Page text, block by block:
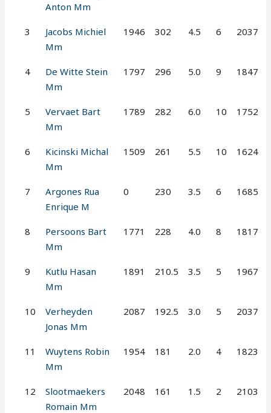
Anton Mm
3
Jacobs Michiel
Mm
1946 302 4.5 6 2037
4
De Witte Stein
Mm
1797 296 5.0 9 1847
5
Vervaet Bart
Mm
1789 282 6.0 10 1752
6
Kicinski Michal
Mm
1509 261 5.5 10 1624
7
Argones Rua
Enrique M
0 230 3.5 6 1685
8
Persoons Bart
Mm
1771 228 4.0 8 1817
9
Kutlu Hasan
Mm
1891 210.5 3.5 5 1967
10
Verheyden
Jonas Mm
2087 192.5 3.0 5 2037
11
Wuytens Robin
Mm
1954 181 2.0 4 1823
12
Slootmaekers
Romain Mm
2048 161 1.5 2 2103